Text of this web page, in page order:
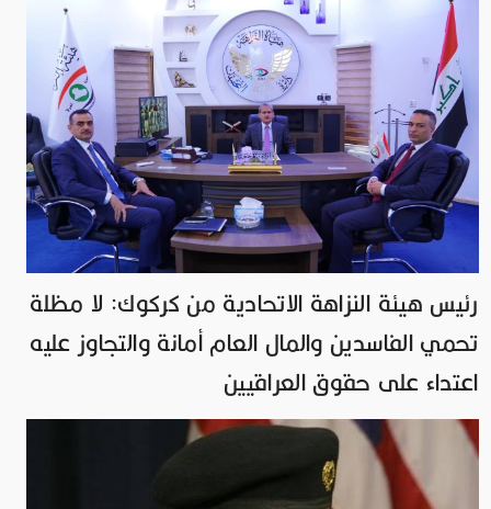
رئيس هيئة النزاهة الاتحادية من كركوك: لا مظلة
تحمي الفاسدين والمال العام أمانة والتجاوز عليه
اعتداء على حقوق العراقيين